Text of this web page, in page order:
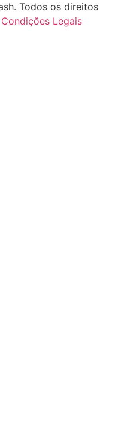
Todos os direitos
Condições Legais